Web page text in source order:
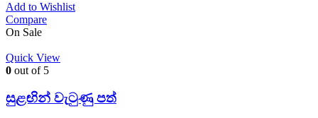
Add to Wishlist
Compare
On Sale
Quick View
0 out of 5
සුළඟින් වැටුණු පත්